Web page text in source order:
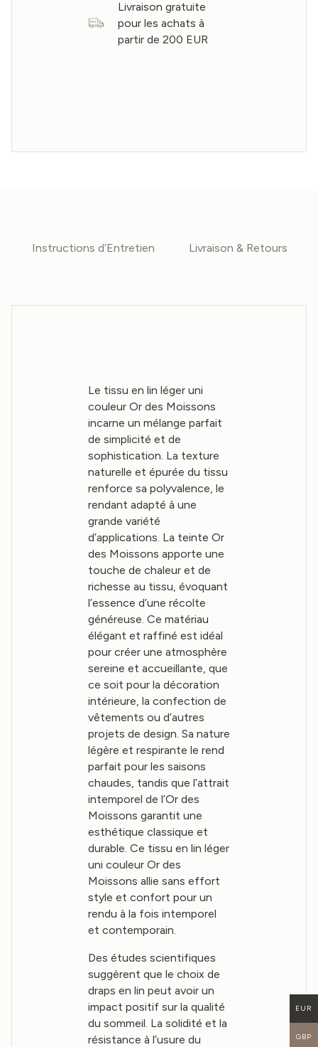
Livraison gratuite
pour les achats à
partir de 200 EUR
Instructions d’Entretien Livraison & Retours
Le tissu en lin léger uni
couleur Or des Moissons
incarne un mélange parfait
de simplicité et de
sophistication. La texture
naturelle et épurée du tissu
renforce sa polyvalence, le
rendant adapté à une
grande variété
d’applications. La teinte Or
des Moissons apporte une
touche de chaleur et de
richesse au tissu, évoquant
l’essence d’une récolte
généreuse. Ce matériau
élégant et raffiné est idéal
pour créer une atmosphère
sereine et accueillante, que
ce soit pour la décoration
intérieure, la confection de
vêtements ou d’autres
projets de design. Sa nature
légère et respirante le rend
parfait pour les saisons
chaudes, tandis que l’attrait
intemporel de l’Or des
Moissons garantit une
esthétique classique et
durable. Ce tissu en lin léger
uni couleur Or des
Moissons allie sans effort
style et confort pour un
rendu à la fois intemporel
et contemporain.
Des études scientifiques
suggèrent que le choix de
draps en lin peut avoir un
impact positif sur la qualité
du sommeil. La solidité et la
résistance à l’usure du
EUR
GBP